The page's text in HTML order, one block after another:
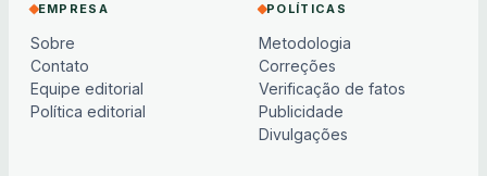
EMPRESA
Sobre
Contato
Equipe editorial
Política editorial
POLÍTICAS
Metodologia
Correções
Verificação de fatos
Publicidade
Divulgações